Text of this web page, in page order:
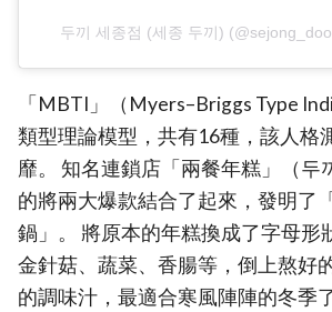
두끼 세종점 (세종 두끼)
「MBTI」（Myers–Briggs Type
類型理論模型，共有16種，該人格
靡。 知名連鎖店「兩餐年糕」（두
的將兩大爆款結合了起來，發明了
鍋」。 將原本的年糕換成了字母形
金針菇、蔬菜、香腸等，倒上熬好
的調味汁，最適合寒風陣陣的冬季了